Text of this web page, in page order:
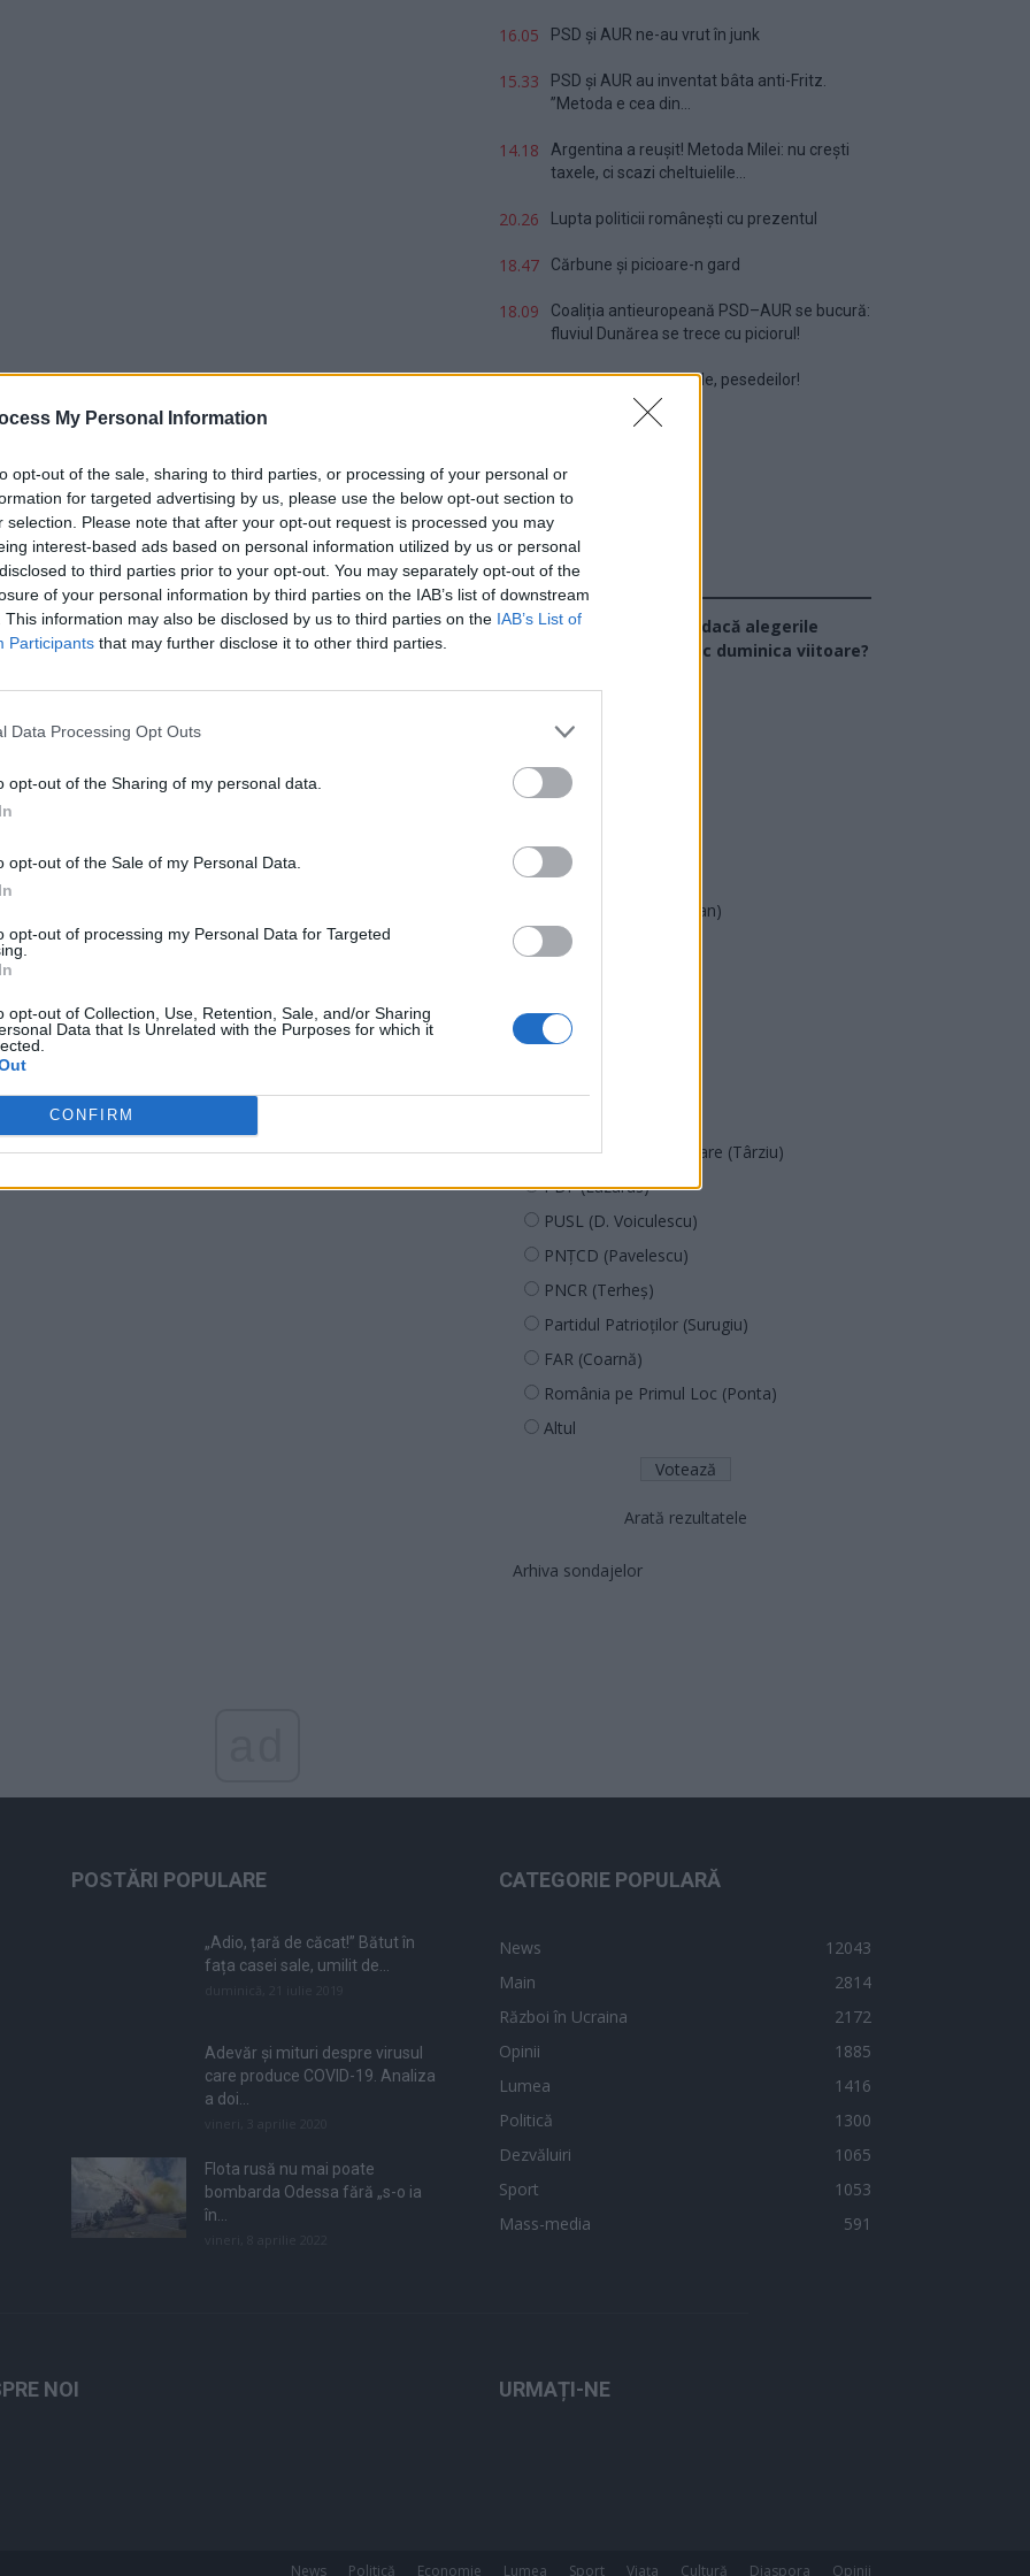
My Personal Information
opt-out of the sale, sharing to third parties, or processing of your personal or
for targeted advertising by us, please use the below opt-out section to
selection. Please note that after your opt-out request is processed you may
interest-based ads based on personal information utilized by us or personal
to third parties prior to your opt-out. You may separately opt-out of the
of your personal information by third parties on the IAB’s list of downstream
This information may also be disclosed by us to third parties on the IAB’s List of
Participants that may further disclose it to other third parties.
Data Processing Opt Outs
opt-out of the Sharing of my personal data.
opt-out of the Sale of my Personal Data.
opt-out of processing my Personal Data for Targeted
opt-out of Collection, Use, Retention, Sale, and/or Sharing
Data that Is Unrelated with the Purposes for which it
CONFIRM
16.05 PSD și AUR ne-au vrut în junk
15.33
PSD și AUR au inventat bâta anti-Fritz.
”Metoda e cea din...
14.18
Argentina a reușit! Metoda Milei: nu crești
taxele, ci scazi cheltuielile...
20.26 Lupta politicii românești cu prezentul
18.47 Cărbune și picioare-n gard
18.09
Coaliția antieuropeană PSD–AUR se bucură:
fluviul Dunărea se trece cu piciorul!
17.32 Vă veți blestema zilele, pesedeilor!
Sondaj
Ce partid ați vota dacă alegerile
parlamentare ar avea loc duminica viitoare?
PNL
PSD
PMP (Tomac)
Forța Dreptei (L. Orban)
PNȚMM
SENS
SOS (Șoșoacă)
Acțiunea Conservatoare (Târziu)
PDF (Lazarus)
PUSL (D. Voiculescu)
PNȚCD (Pavelescu)
PNCR (Terheș)
Partidul Patrioților (Surugiu)
FAR (Coarnă)
România pe Primul Loc (Ponta)
Altul
Arată rezultatele
Arhiva sondajelor
POSTĂRI POPULARE
„Adio, țară de căcat!” Bătut în
fața casei sale, umilit de...
Adevăr și mituri despre virusul
care produce COVID-19. Analiza
a doi...
Flota rusă nu mai poate
bombarda Odessa fără „s-o ia
în...
CATEGORIE POPULARĂ
News
12043
Main
2814
Război în Ucraina
2172
Opinii
1885
Lumea
1416
Politică
1300
Dezvăluiri
1065
Sport
1053
Mass-media
591
NOI URMAȚI-NE
News Politică Economie Lumea Sport Viața Cultură Diaspora Opinii